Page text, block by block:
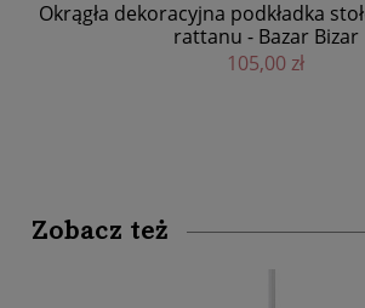
rattanu - Bazar Bizar
99,00 zł
Zobacz też